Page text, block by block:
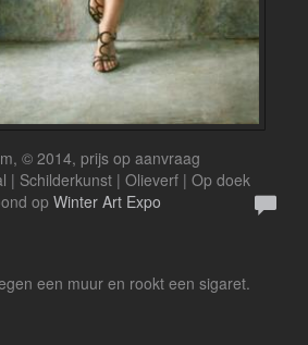
© 2014, prijs op aanvraag
| Schilderkunst | Olieverf | Op doek
op Winter Art Expo
een muur en rookt een sigaret.